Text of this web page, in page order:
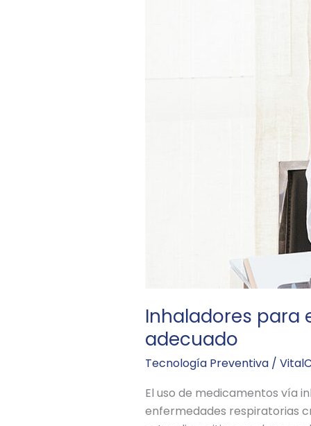
Inhaladores para
adecuado
Tecnología Preventiva/
El uso de medicamentos vía
enfermedades respiratorias
adecuado